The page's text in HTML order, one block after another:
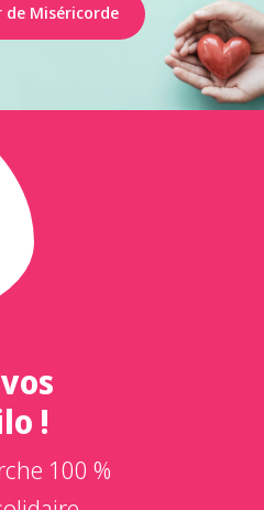
de Miséricorde
!
100 %